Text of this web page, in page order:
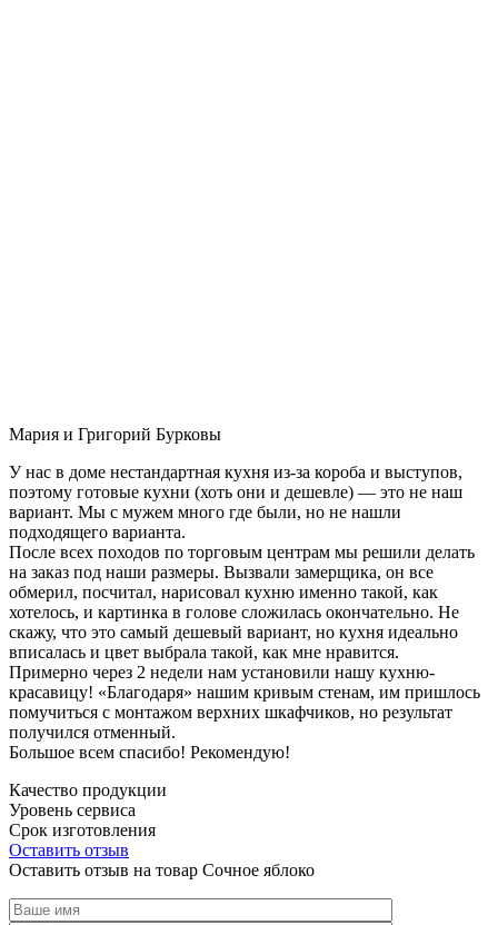
Мария и Григорий Бурковы
У нас в доме нестандартная кухня из-за короба и выступов,
поэтому готовые кухни (хоть они и дешевле) — это не наш
вариант. Мы с мужем много где были, но не нашли
подходящего варианта.
После всех походов по торговым центрам мы решили делать
на заказ под наши размеры. Вызвали замерщика, он все
обмерил, посчитал, нарисовал кухню именно такой, как
хотелось, и картинка в голове сложилась окончательно. Не
скажу, что это самый дешевый вариант, но кухня идеально
вписалась и цвет выбрала такой, как мне нравится.
Примерно через 2 недели нам установили нашу кухню-
красавицу! «Благодаря» нашим кривым стенам, им пришлось
помучиться с монтажом верхних шкафчиков, но результат
получился отменный.
Большое всем спасибо! Рекомендую!
Качество продукции
Уровень сервиса
Срок изготовления
Оставить отзыв
Оставить отзыв на товар Сочное яблоко